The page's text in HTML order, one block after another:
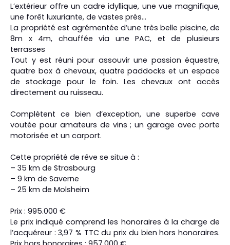
L’extérieur offre un cadre idyllique, une vue magnifique,
une forêt luxuriante, de vastes prés…
La propriété est agrémentée d’une très belle piscine, de
8m x 4m, chauffée via une PAC, et de plusieurs
terrasses
Tout y est réuni pour assouvir une passion équestre,
quatre box à chevaux, quatre paddocks et un espace
de stockage pour le foin. Les chevaux ont accès
directement au ruisseau.
Complètent ce bien d’exception, une superbe cave
voutée pour amateurs de vins ; un garage avec porte
motorisée et un carport.
Cette propriété de rêve se situe à :
– 35 km de Strasbourg
– 9 km de Saverne
– 25 km de Molsheim
Prix : 995.000 €
Le prix indiqué comprend les honoraires à la charge de
l’acquéreur : 3,97 % TTC du prix du bien hors honoraires.